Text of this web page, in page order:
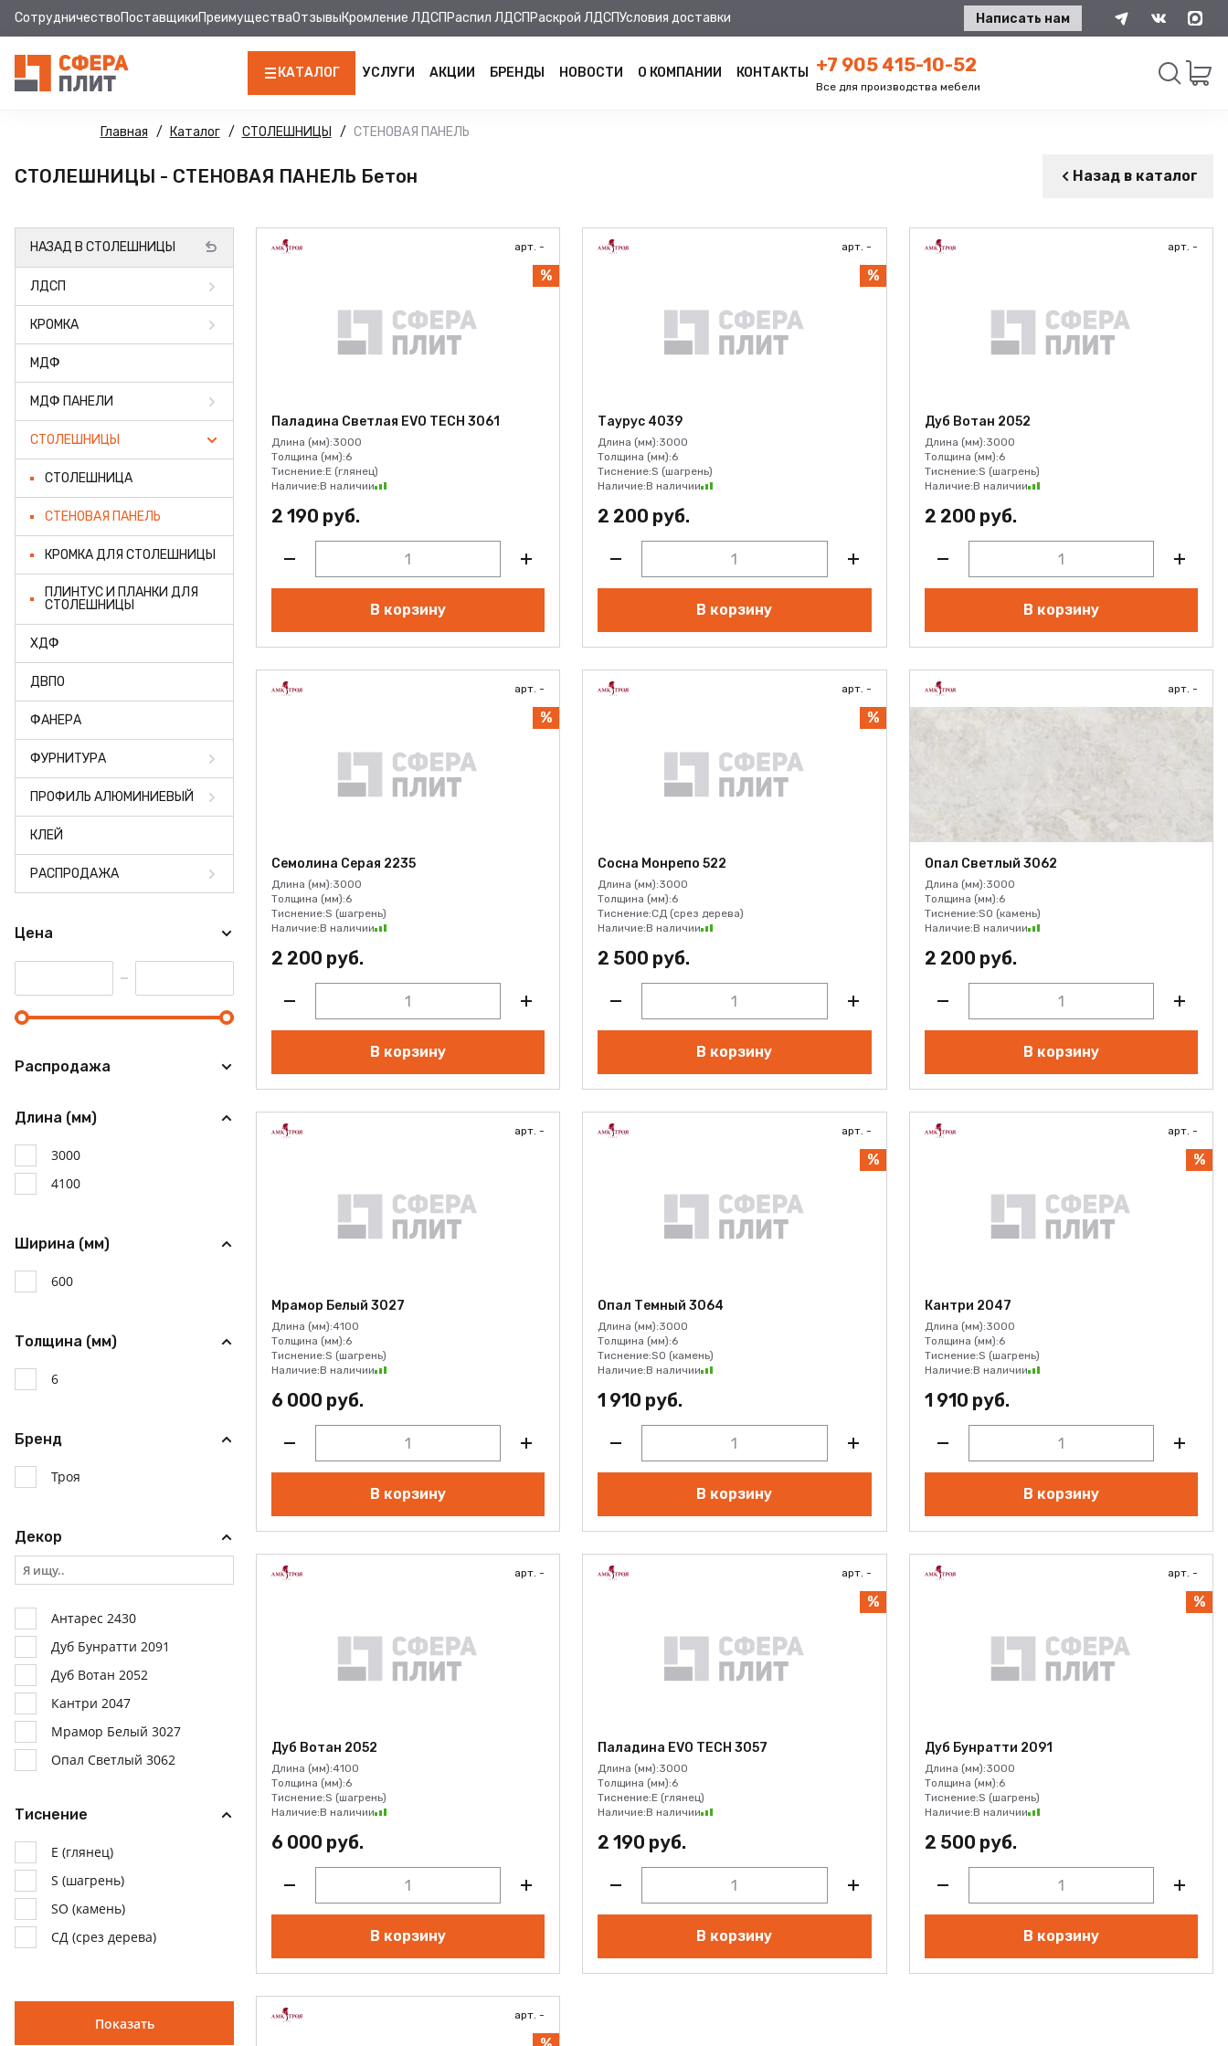
СотрудничествоПоставщикиПреимуществаОтзывыКромление ЛДСП Распил ЛДСП Раскрой ЛДСПУсловия доставки Написать нам
КАТАЛОГ
ЛДСП
КРОМКА
МДФ ПАНЕЛИ
ФАНЕРА
ФУРНИТУРА
ПРОФИЛЬ АЛЮМИНИЕВЫЙ
РАСПРОДАЖА
УСЛУГИ АКЦИИ БРЕНДЫ НОВОСТИ О КОМПАНИИ КОНТАКТЫ +7 905 415-10-52
Все для производства мебели
Главная Каталог СТОЛЕШНИЦЫ СТЕНОВАЯ ПАНЕЛЬ
СТОЛЕШНИЦЫ - СТЕНОВАЯ ПАНЕЛЬ Бетон Назад в каталог
НАЗАД В СТОЛЕШНИЦЫ
ЛДСП
КРОМКА
МДФ
МДФ ПАНЕЛИ
СТОЛЕШНИЦЫ
СТОЛЕШНИЦА
СТЕНОВАЯ ПАНЕЛЬ
КРОМКА ДЛЯ СТОЛЕШНИЦЫ
ПЛИНТУС И ПЛАНКИ ДЛЯ
СТОЛЕШНИЦЫ
ХДФ
ДВПО
ФАНЕРА
ФУРНИТУРА
ПРОФИЛЬ АЛЮМИНИЕВЫЙ
КЛЕЙ
РАСПРОДАЖА
Цена
Распродажа
Длина (мм)
3000
4100
Ширина (мм)
600
Толщина (мм)
6
Бренд
Троя
Декор
Антарес 2430
Дуб Бунратти 2091
Дуб Вотан 2052
Кантри 2047
Мрамор Белый 3027
Опал Светлый 3062
Паладина EVO TECH 3057
Паладина Светлая EVO TECH
3061
Семолина Серая 2235
Сосна Монрепо 522
Таурус 4039
Тиснение
E (глянец)
S (шагрень)
SO (камень)
СД (срез дерева)
арт. -
%
Паладина Светлая EVO TECH 3061
Длина (мм):3000
Толщина (мм):6
Тиснение:E (глянец)
Наличие:В наличии
2 190 руб.
В корзину
арт. -
%
Таурус 4039
Длина (мм):3000
Толщина (мм):6
Тиснение:S (шагрень)
Наличие:В наличии
2 200 руб.
В корзину
арт. -
Дуб Вотан 2052
Длина (мм):3000
Толщина (мм):6
Тиснение:S (шагрень)
Наличие:В наличии
2 200 руб.
В корзину
арт. -
%
Семолина Серая 2235
Длина (мм):3000
Толщина (мм):6
Тиснение:S (шагрень)
Наличие:В наличии
2 200 руб.
В корзину
арт. -
%
Сосна Монрепо 522
Длина (мм):3000
Толщина (мм):6
Тиснение:СД (срез дерева)
Наличие:В наличии
2 500 руб.
В корзину
арт. -
Опал Светлый 3062
Длина (мм):3000
Толщина (мм):6
Тиснение:SO (камень)
Наличие:В наличии
2 200 руб.
В корзину
арт. -
Мрамор Белый 3027
Длина (мм):4100
Толщина (мм):6
Тиснение:S (шагрень)
Наличие:В наличии
6 000 руб.
В корзину
арт. -
%
Опал Темный 3064
Длина (мм):3000
Толщина (мм):6
Тиснение:SO (камень)
Наличие:В наличии
1 910 руб.
В корзину
арт. -
%
Кантри 2047
Длина (мм):3000
Толщина (мм):6
Тиснение:S (шагрень)
Наличие:В наличии
1 910 руб.
В корзину
арт. -
Дуб Вотан 2052
Длина (мм):4100
Толщина (мм):6
Тиснение:S (шагрень)
Наличие:В наличии
6 000 руб.
В корзину
арт. -
%
Паладина EVO TECH 3057
Длина (мм):3000
Толщина (мм):6
Тиснение:E (глянец)
Наличие:В наличии
2 190 руб.
В корзину
арт. -
%
Дуб Бунратти 2091
Длина (мм):3000
Толщина (мм):6
Тиснение:S (шагрень)
Наличие:В наличии
2 500 руб.
В корзину
арт. -